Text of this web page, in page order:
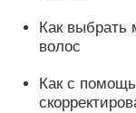
Как выбрать
волос
Как с